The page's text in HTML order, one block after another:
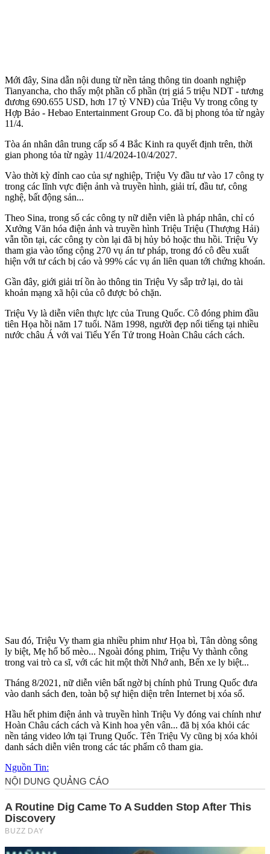
Mới đây, Sina dẫn nội dung từ nền tảng thông tin doanh nghiệp
Tianyancha, cho thấy một phần cổ phần (trị giá 5 triệu NDT - tương
đương 690.655 USD, hơn 17 tỷ VNĐ) của Triệu Vy trong công ty
Hợp Bảo - Hebao Entertainment Group Co. đã bị phong tỏa từ ngày
11/4.
Tòa án nhân dân trung cấp số 4 Bắc Kinh ra quyết định trên, thời
gian phong tỏa từ ngày 11/4/2024-10/4/2027.
Vào thời kỳ đỉnh cao của sự nghiệp, Triệu Vy đầu tư vào 17 công ty
trong các lĩnh vực điện ảnh và truyền hình, giải trí, đầu tư, công
nghệ, bất động sản...
Theo Sina, trong số các công ty nữ diễn viên là pháp nhân, chỉ có
Xưởng Văn hóa điện ảnh và truyền hình Triệu Triệu (Thượng Hải)
vẫn tồn tại, các công ty còn lại đã bị hủy bỏ hoặc thu hồi. Triệu Vy
tham gia vào tổng cộng 270 vụ án tư pháp, trong đó cô đều xuất
hiện với tư cách bị cáo và 99% các vụ án liên quan tới chứng khoán.
Gần đây, giới giải trí ồn ào thông tin Triệu Vy sắp trở lại, do tài
khoản mạng xã hội của cô được bỏ chặn.
Triệu Vy là diễn viên thực lực của Trung Quốc. Cô đóng phim đầu
tiên Họa hồi năm 17 tuổi. Năm 1998, người đẹp nổi tiếng tại nhiều
nước châu Á với vai Tiểu Yến Tử trong Hoàn Châu cách cách.
Sau đó, Triệu Vy tham gia nhiều phim như Họa bì, Tân dòng sông
ly biệt, Mẹ hổ bố mèo... Ngoài đóng phim, Triệu Vy thành công
trong vai trò ca sĩ, với các hit một thời Nhớ anh, Bến xe ly biệt...
Tháng 8/2021, nữ diễn viên bất ngờ bị chính phủ Trung Quốc đưa
vào danh sách đen, toàn bộ sự hiện diện trên Internet bị xóa sổ.
Hầu hết phim điện ảnh và truyền hình Triệu Vy đóng vai chính như
Hoàn Châu cách cách và Kinh hoa yên vân... đã bị xóa khỏi các
nền tảng video lớn tại Trung Quốc. Tên Triệu Vy cũng bị xóa khỏi
danh sách diễn viên trong các tác phẩm cô tham gia.
Nguồn Tin: